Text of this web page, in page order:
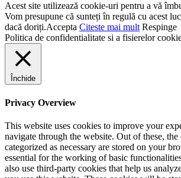
Acest site utilizează cookie-uri pentru a vă
Vom presupune că sunteți în regulă cu acest
dacă doriți.Accepta Citeste mai mult Respinge
Politica de confidentialitate si a fisierelor
Închide
Privacy Overview
This website uses cookies to improve your
navigate through the website. Out of these, the
categorized as necessary are stored on your
essential for the working of basic
also use third-party cookies that help us